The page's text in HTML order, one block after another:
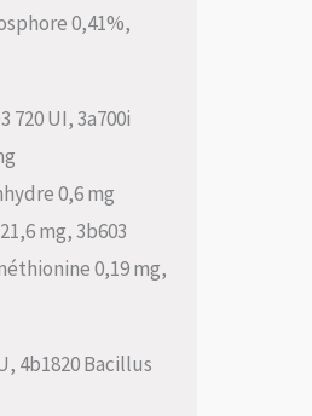
0,41%,
720 UI, 3a700i
0,6 mg
mg, 3b603
0,19 mg,
4b1820 Bacillus